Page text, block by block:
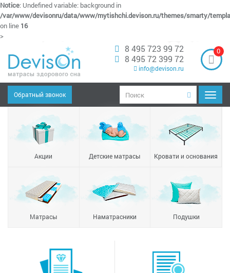
Notice: Undefined variable: background in
/var/www/devisonru/data/www/mytishchi.devison.ru/themes/smarty/
on line 16
>
8 495 723 99 72
8 495 72 399 72
info@devison.ru
Обратный звонок
0
Акции Детские матрасы Кровати и основания
Матрасы Наматрасники Подушки